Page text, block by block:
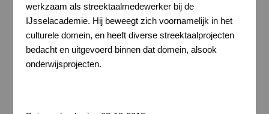
werkzaam als streektaalmedewerker bij de
IJsselacademie. Hij beweegt zich voornamelijk in het
culturele domein, en heeft diverse streektaalprojecten
bedacht en uitgevoerd binnen dat domein, alsook
onderwijsprojecten.